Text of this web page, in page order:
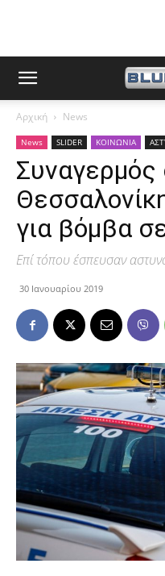
Αρχική News
News SLIDER ΚΟΙΝΩΝΙΑ
Συναγερμός
για βόμβα
Επί τόπου έσπευσαν
30 Ιανουαρίου 2019